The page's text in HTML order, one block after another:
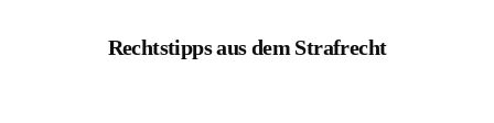
Rechtstipps aus dem Strafrecht